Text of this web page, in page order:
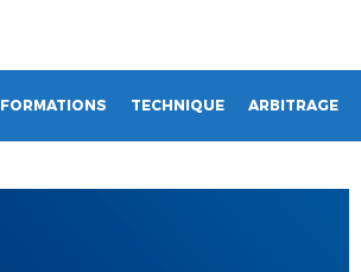
FORMATIONS TECHNIQUE ARBITRAGE